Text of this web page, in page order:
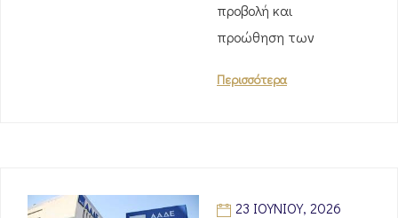
προβολή και
προώθηση των
Περισσότερα
23 ΙΟΥΝΊΟΥ, 2026